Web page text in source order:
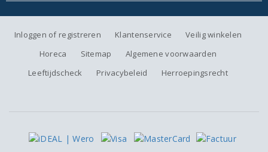
Inloggen of registreren Klantenservice
Veilig winkelen
Horeca
Sitemap
Algemene voorwaarden
Leeftijdscheck
Privacybeleid Herroepingsrecht